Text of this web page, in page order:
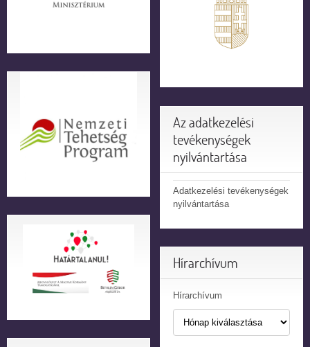
Az adatkezelési
tevékenységek
nyilvántartása
Adatkezelési tevékenységek
nyilvántartása
Hírarchívum
Hírarchívum